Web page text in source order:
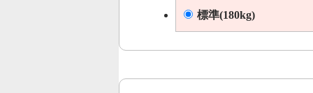
標準(180kg)